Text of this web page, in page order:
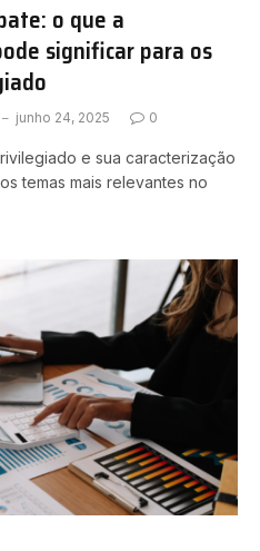
o que a
significar para os
junho 24, 2025 0
e sua caracterização
temas mais relevantes no